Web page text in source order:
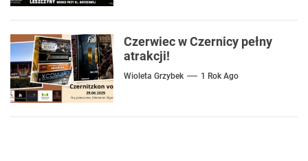
Czerwiec w Czernicy pełny
atrakcji!
Wioleta Grzybek 1 Rok Ago